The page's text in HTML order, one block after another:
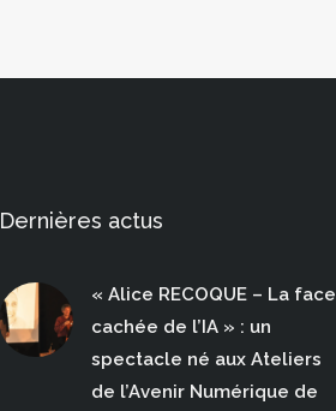
Dernières actus
« Alice RECOQUE – La face
cachée de l’IA » : un
spectacle né aux Ateliers
de l’Avenir Numérique de